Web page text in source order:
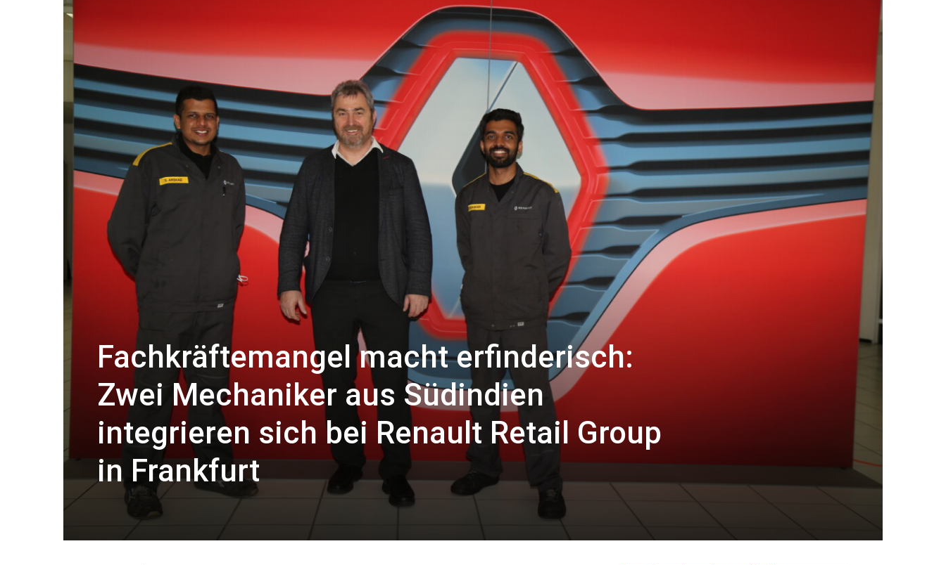
Fachkräftemangel macht erfinderisch:
Zwei Mechaniker aus Südindien
integrieren sich bei Renault Retail Group
in Frankfurt